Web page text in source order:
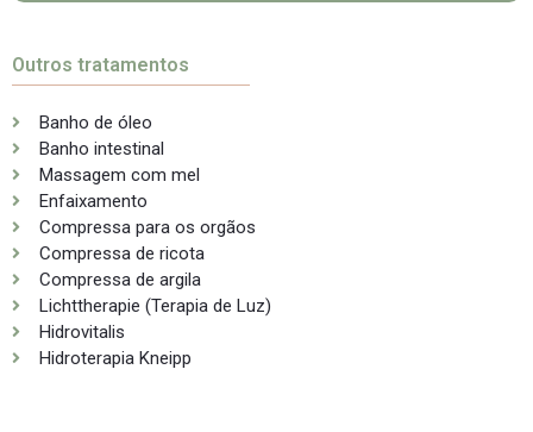
Outros tratamentos
Banho de óleo
Banho intestinal
Massagem com mel
Enfaixamento
Compressa para os orgãos
Compressa de ricota
Compressa de argila
Lichttherapie (Terapia de Luz)
Hidrovitalis
Hidroterapia Kneipp